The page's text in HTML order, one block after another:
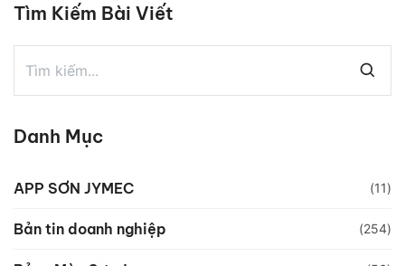
Tìm Kiếm Bài Viết
Danh Mục
APP SƠN JYMEC (11)
Bản tin doanh nghiệp (254)